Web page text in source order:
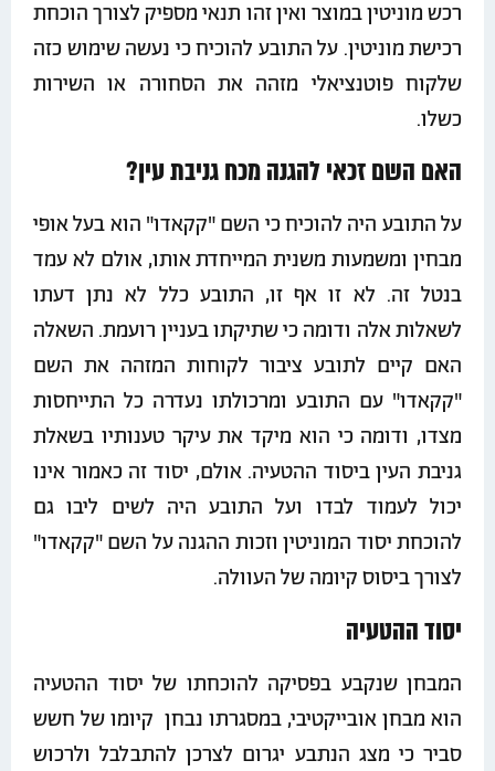
רכש מוניטין במוצר ואין זהו תנאי מספיק לצורך הוכחת
רכישת מוניטין. על התובע להוכיח כי נעשה שימוש כזה
שלקוח פוטנציאלי מזהה את הסחורה או השירות
כשלו.
האם השם זכאי להגנה מכח גניבת עין?
על התובע היה להוכיח כי השם "קקאדו" הוא בעל אופי
מבחין ומשמעות משנית המייחדת אותו, אולם לא עמד
בנטל זה. לא זו אף זו, התובע כלל לא נתן דעתו
לשאלות אלה ודומה כי שתיקתו בעניין רועמת. השאלה
האם קיים לתובע ציבור לקוחות המזהה את השם
"קקאדו" עם התובע ומרכולתו נעדרה כל התייחסות
מצדו, ודומה כי הוא מיקד את עיקר טענותיו בשאלת
גניבת העין ביסוד ההטעיה. אולם, יסוד זה כאמור אינו
יכול לעמוד לבדו ועל התובע היה לשים ליבו גם
להוכחת יסוד המוניטין וזכות ההגנה על השם "קקאדו"
לצורך ביסוס קיומה של העוולה.
יסוד ההטעיה
המבחן שנקבע בפסיקה להוכחתו של יסוד ההטעיה
הוא מבחן אובייקטיבי, במסגרתו נבחן קיומו של חשש
סביר כי מצג הנתבע יגרום לצרכן להתבלבל ולרכוש